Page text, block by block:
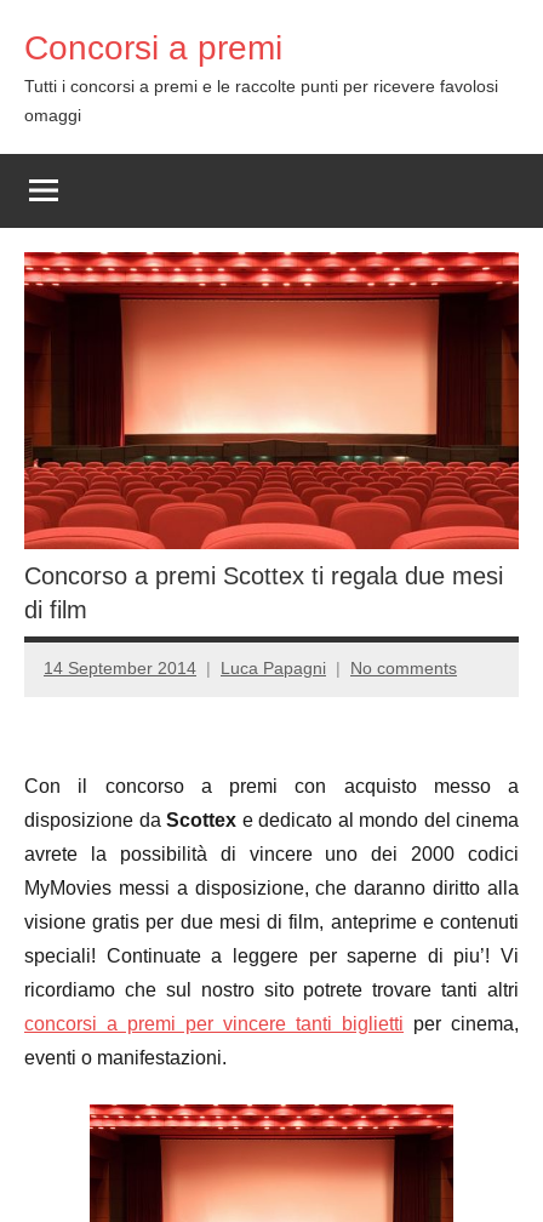
content
Concorsi a premi
Tutti i concorsi a premi e le raccolte punti per ricevere favolosi
omaggi
Concorso a premi Scottex ti regala due mesi
di film
14 September 2014 Luca Papagni No comments
Con il concorso a premi con acquisto messo a
disposizione da Scottex e dedicato al mondo del cinema
avrete la possibilità di vincere uno dei 2000 codici
MyMovies messi a disposizione, che daranno diritto alla
visione gratis per due mesi di film, anteprime e contenuti
speciali! Continuate a leggere per saperne di piu’! Vi
ricordiamo che sul nostro sito potrete trovare tanti altri
concorsi a premi per vincere tanti biglietti per cinema,
eventi o manifestazioni.